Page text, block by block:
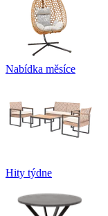
Nabídka měsíce
Hity týdne